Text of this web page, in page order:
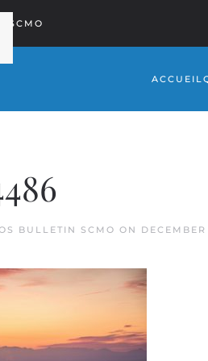
SCMO
ACCUEIL
BULLETIN SCMO ON